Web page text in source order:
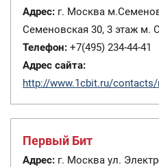
Адрес: г. Москва
Семеновская 30, 3 этаж м.
Телефон: +7(495) 234-44-41
Адрес сайта:
http://www.1cbit.ru/
Первый Бит
Адрес: г. Москва ул.